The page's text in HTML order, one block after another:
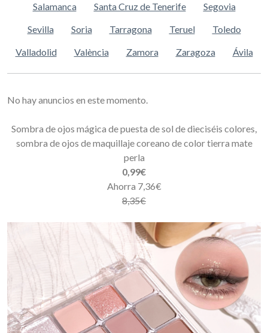
Salamanca
Santa Cruz de Tenerife
Segovia
Sevilla
Soria Tarragona Teruel
Toledo
Valladolid
València Zamora Zaragoza Ávila
No hay anuncios en este momento.
Sombra de ojos mágica de puesta de sol de dieciséis colores,
sombra de ojos de maquillaje coreano de color tierra mate
perla
0,99€
Ahorra 7,36€
8,35€